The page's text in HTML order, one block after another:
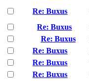
Re: Buxus
Re: Buxus
Re: Buxus
Re: Buxus
Re: Buxus
Re: Buxus